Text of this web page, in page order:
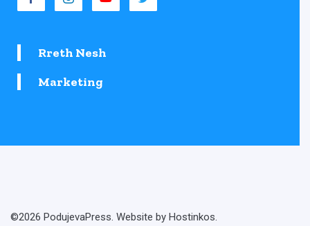
Rreth Nesh
Marketing
©2026 PodujevaPress. Website by Hostinkos.